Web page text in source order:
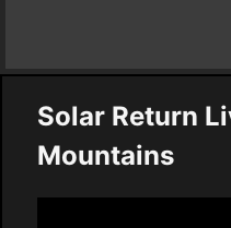
Solar Return
Mountains